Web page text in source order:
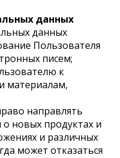
данных
данных
Пользователя
писем;
к
материалам,
направлять
новых продуктах и
и различных
может отказаться